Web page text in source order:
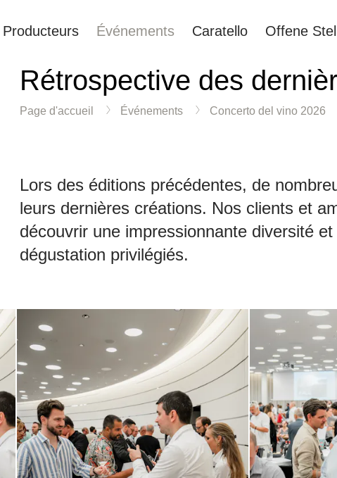
Producteurs Événements Caratello Offene
Rétrospective des
Page d'accueil Événements Concerto del vino 2026
Lors des éditions précédentes, de
leurs dernières créations. Nos clients et
découvrir une impressionnante diversité
dégustation privilégiés.